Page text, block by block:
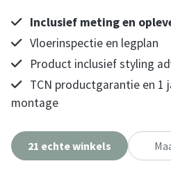
Inclusief meting en
Vloerinspectie en legplan
Product inclusief styling
TCN productgarantie en 1
montage
21 echte winkels